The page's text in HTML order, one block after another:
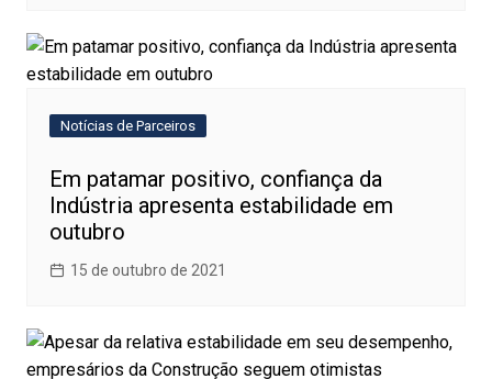
Notícias de Parceiros
Em patamar positivo, confiança da
Indústria apresenta estabilidade em
outubro
15 de outubro de 2021